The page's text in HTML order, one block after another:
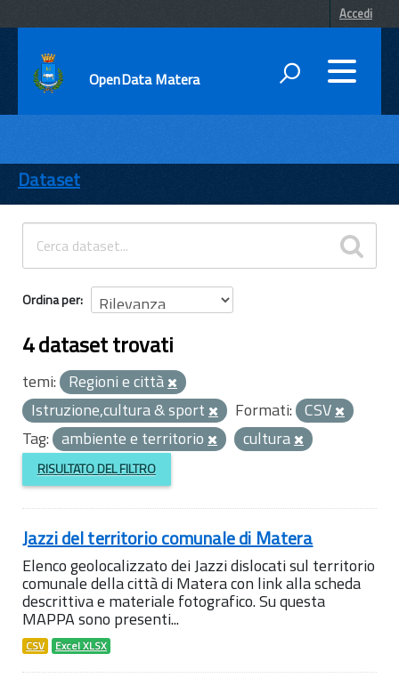
Accedi
OpenData Matera
ENTI
TEMI
INFORMAZIONI
Dataset
Ordina per
4 dataset trovati
temi: Regioni e città
Istruzione,cultura & sport
Formati: CSV
Tag: ambiente e territorio cultura
RISULTATO DEL FILTRO
Jazzi del territorio comunale di Matera
Elenco geolocalizzato dei Jazzi dislocati sul territorio
comunale della città di Matera con link alla scheda
descrittiva e materiale fotografico. Su questa
MAPPA sono presenti...
CSV Excel XLSX